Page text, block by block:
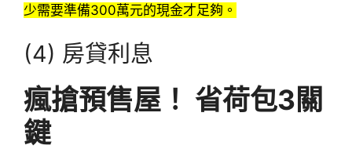
少需要準備300萬元的現金才足夠。
(4) 房貸利息
瘋搶預售屋！ 省荷包3關
鍵